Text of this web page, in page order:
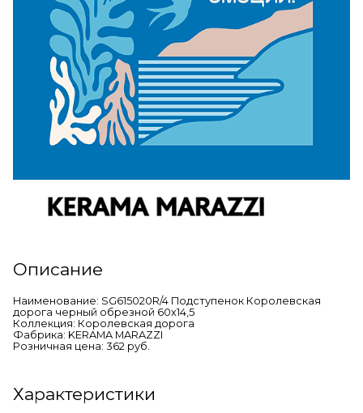
Описание
Наименование: SG615020R/4 Подступенок Королевская
дорога черный обрезной 60х14,5
Коллекция: Королевская дорога
Фабрика: KERAMA MARAZZI
Розничная цена: 362 руб.
Характеристики